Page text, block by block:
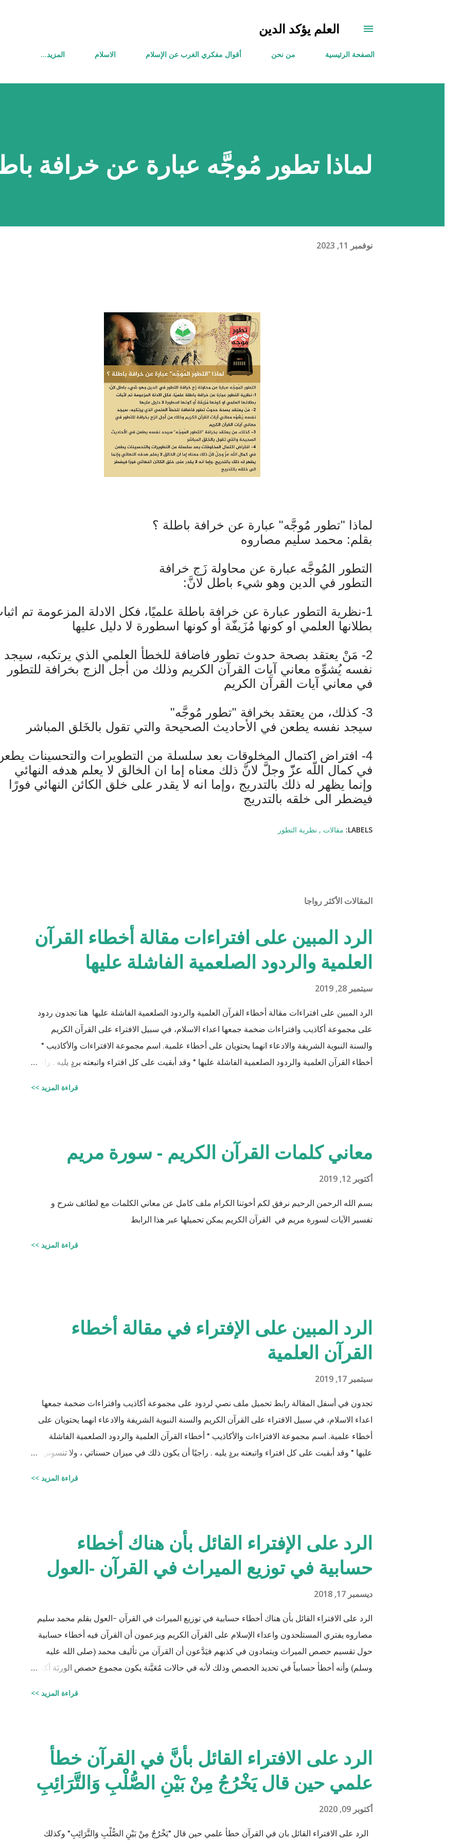
العلم يؤكد الدين
الصفحة الرئيسية من نحن أقوال مفكري الغرب عن الإسلام الاسلام ‏المزيد…
لماذا تطور مُوجَّه عبارة عن خرافة
نوفمبر 11, 2023
لماذا "تطور مُوجَّه" عبارة عن خرافة باطلة ؟
بقلم: محمد سليم مصاروه
التطور المُوجَّه عبارة عن محاولة زَج خرافة
التطور في الدين وهو شيء باطل لانَّ:
1-نظرية التطور عبارة عن خرافة باطلة علميًا، فكل الادلة المزعومة تم
بطلانها العلمي او كونها مُزَيفّة أو كونها اسطورة لا دليل عليها
2- مَنْ يعتقد بصحة حدوث تطور فاضافة للخطأ العلمي الذي يرتكبه، سيجد
نفسه يُشوِّه معاني آيات القرآن الكريم وذلك من أجل الزج بخرافة للتطور
في معاني آيات القرآن الكريم
3- كذلك، من يعتقد بخرافة "تطور مُوجَّه"
سيجد نفسه يطعن في الأحاديث الصحيحة والتي تقول بالخَلق المباشر
4- افتراض اكتمال المخلوقات بعد سلسلة من التطويرات والتحسينات
في كمال اللّه عزّّ وجلَّ لانَّ ذلك معناه إما ان الخالق لا يعلم هدفه النهائي
وإنما يظهر له ذلك بالتدريج ،وإما انه لا يقدر على خلق الكائن النهائي فورًا
فيضطر الى خلقه بالتدريج
LABELS: مقالات نظرية التطور
المقالات الأكثر رواجا
الرد المبين على افتراءات مقالة أخطاء القرآن
العلمية والردود الصلعمية الفاشلة عليها
سبتمبر 28, 2019
الرد المبين على افتراءات مقالة أخطاء القرآن العلمية والردود الصلعمية الفاشلة عليها هنا تجدون ردود
على مجموعة أكاذيب وافتراءات ضخمة جمعها اعداء الاسلام، في سبيل الافتراء على القرآن الكريم
والسنة النبوية الشريفة والادعاء انهما يحتويان على أخطاء علمية. اسم مجموعة الافتراءات والأكاذيب "
أخطاء القرآن العلمية والردود الصلعمية الفاشلة عليها " وقد أبقيت على كل افتراء واتبعته بردٍ يليه . راجيًا
قراءة المزيد >>
معاني كلمات القرآن الكريم - سورة مريم
أكتوبر 12, 2019
بسم الله الرحمن الرحيم نرفق لكم أخوتنا الكرام ملف كامل عن معاني الكلمات مع لطائف شرح و
تفسير الآيات لسورة مريم في القرآن الكريم يمكن تحميلها عبر هذا الرابط
قراءة المزيد >>
الرد المبين على الإفتراء في مقالة أخطاء
القرآن العلمية
سبتمبر 17, 2019
تجدون في أسفل المقالة رابط تحميل ملف نصي لردود على مجموعة أكاذيب وافتراءات ضخمة جمعها
اعداء الاسلام، في سبيل الافتراء على القرآن الكريم والسنة النبوية الشريفة والادعاء انهما يحتويان على
أخطاء علمية. اسم مجموعة الافتراءات والأكاذيب " أخطاء القرآن العلمية والردود الصلعمية الفاشلة
عليها " وقد أبقيت على كل افتراء واتبعته بردٍ يليه . راجيًا أن يكون ذلك في ميزان حسناتي ، ولا تنسوني
قراءة المزيد >>
الرد على الإفتراء القائل بأن هناك أخطاء
حسابية في توزيع الميراث في القرآن -العول
ديسمبر 17, 2018
الرد على الافتراء القائل بأن هناك أخطاء حسابية في توزيع الميراث في القرآن -العول بقلم محمد سليم
مصاروه يفتري المستلحدون واعداء الإسلام على القرآن الكريم ويزعمون أن القرآن فيه أخطاء حسابية
حول تقسيم حصص الميراث ويتمادون في كذبهم فيَدَّعون أن القرآن من تأليف محمد (صلى الله عليه
وسلم) وأنه أخطأ حسابياً في تحديد الحصص وذلك لأنه في حالات مُعَيَّنة يكون مجموع حصص الورثة أكثر
مدعو إلى أن يحاول أن يكتب شيئًا مثل القرآن الكريم وليقدم لنا إبداعاته! على كل حال، حدَّدت آيات
الوقت مثل (أخ، أخت، عّم، جد حفيد وكذا) وبطبيعة الحال ليس من المعقول افتراض تفصيل آيات القرآن
الكريم لكل الحالات التي فيها تراكيب مختلفة من الوارثين، وإلِّا لصار القرآن مُجَلَّدات من الحسابات
والمعادلات الرياضية وعندها سيكون سُمْكُه...
قراءة المزيد >>
الرد على الافتراء القائل بأنَّ في القرآن خطأ
علمي حين قال يَخْرُجُ مِنْ بَيْنِ الصُّلْبِ وَالتَّرَائِبِ
أكتوبر 09, 2020
الرد على الافتراء القائل بان في القرآن خطأ علمي حين قال "يَخْرُجُ مِنْ بَيْنِ الصُّلْبِ وَالتَّرَائِبِ" وكذلك